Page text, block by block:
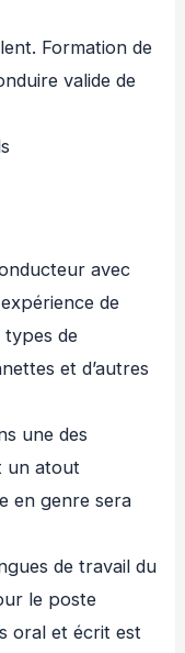
Formation de
valide de
avec
de
types de
et d’autres
une des
un atout
en genre sera
de travail du
le poste
oral et écrit est